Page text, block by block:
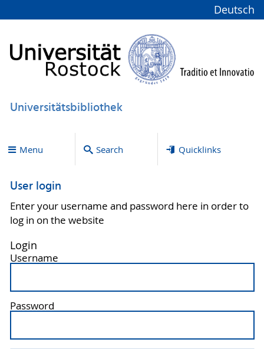
Deutsch
Universitätsbibliothek
Menu Search Quicklinks
User login
Enter your username and password here in order to
log in on the website
Login
Username
Password